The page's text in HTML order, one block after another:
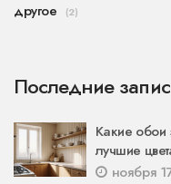
другое (2)
Последние
Какие обои
лучшие
ноября